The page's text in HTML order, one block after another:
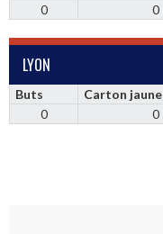
0
0
LYON
Buts Carton jaune
0
0